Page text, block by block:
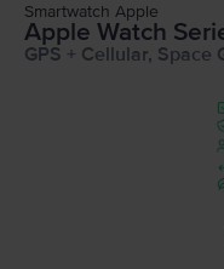
Smartwatch Apple
Apple Watch
GPS + Cellular, Space